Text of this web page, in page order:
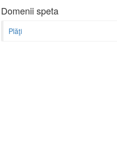
Domenii speta
Plăţi